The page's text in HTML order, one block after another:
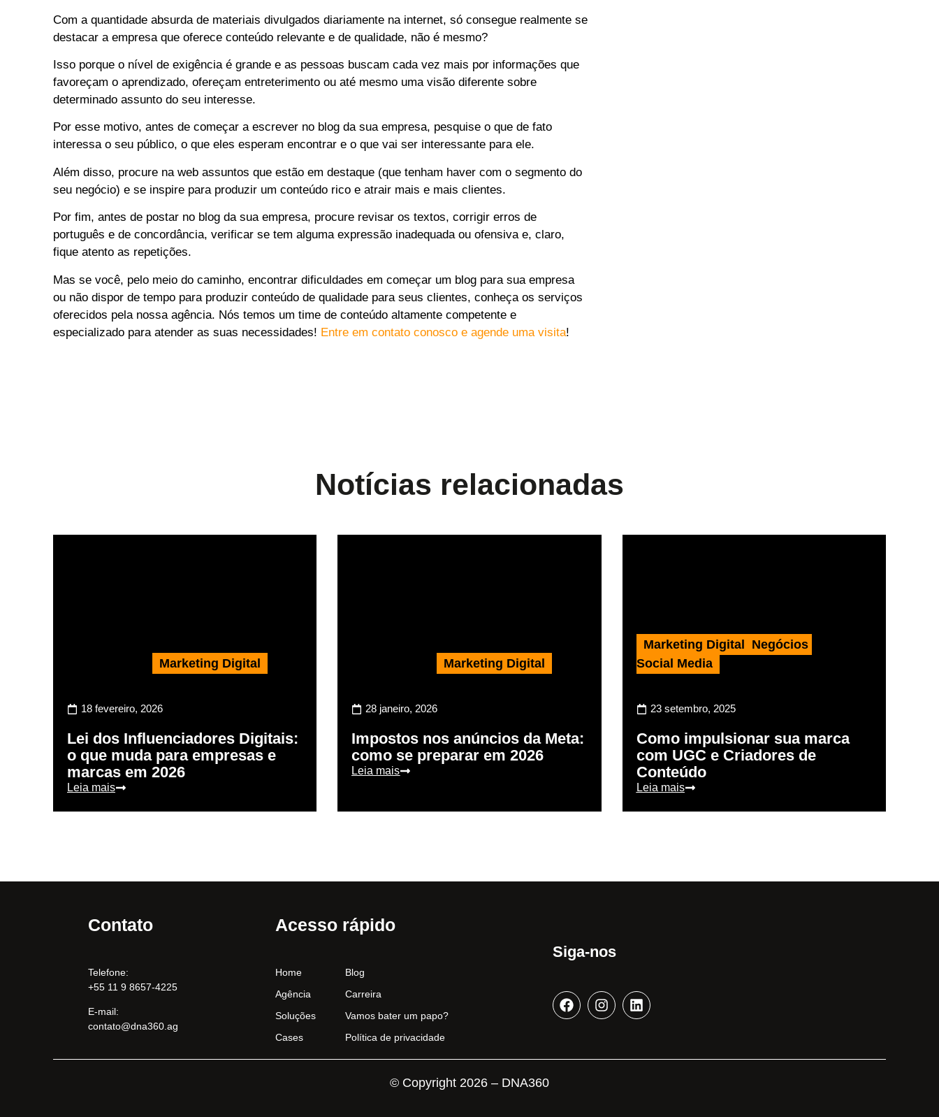
Com a quantidade absurda de materiais divulgados diariamente na internet, só consegue realmente se
destacar a empresa que oferece conteúdo relevante e de qualidade, não é mesmo?
Isso porque o nível de exigência é grande e as pessoas buscam cada vez mais por informações que
favoreçam o aprendizado, ofereçam entreterimento ou até mesmo uma visão diferente sobre
determinado assunto do seu interesse.
Por esse motivo, antes de começar a escrever no blog da sua empresa, pesquise o que de fato
interessa o seu público, o que eles esperam encontrar e o que vai ser interessante para ele.
Além disso, procure na web assuntos que estão em destaque (que tenham haver com o segmento do
seu negócio) e se inspire para produzir um conteúdo rico e atrair mais e mais clientes.
Por fim, antes de postar no blog da sua empresa, procure revisar os textos, corrigir erros de
português e de concordância, verificar se tem alguma expressão inadequada ou ofensiva e, claro,
fique atento as repetições.
Mas se você, pelo meio do caminho, encontrar dificuldades em começar um blog para sua empresa
ou não dispor de tempo para produzir conteúdo de qualidade para seus clientes, conheça os serviços
oferecidos pela nossa agência. Nós temos um time de conteúdo altamente competente e
especializado para atender as suas necessidades! Entre em contato conosco e agende uma visita!
Notícias relacionadas
Marketing Digital
18 fevereiro, 2026
Lei dos Influenciadores Digitais:
o que muda para empresas e
marcas em 2026
Leia mais
Marketing Digital
28 janeiro, 2026
Impostos nos anúncios da Meta:
como se preparar em 2026
Leia mais
Marketing Digital Negócios,
Social Media
23 setembro, 2025
Como impulsionar sua marca
com UGC e Criadores de
Conteúdo
Leia mais
Contato
Telefone:
+55 11 9 8657-4225
E-mail:
contato@dna360.ag
Acesso rápido
Home
Agência
Soluções
Cases
Blog
Carreira
Vamos bater um papo?
Política de privacidade
Siga-nos
© Copyright 2026 – DNA360